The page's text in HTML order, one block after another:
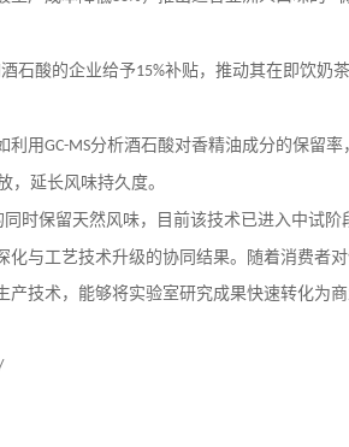
石酸的企业给予15%补贴，推动其在即饮奶
利用GC-MS分析酒石酸对香精油成分的保留率
，延长风味持久度。
时保留天然风味，目前该技术已进入中试阶
与工艺技术升级的协同结果。随着消费者
技术，能够将实验室研究成果快速转化为